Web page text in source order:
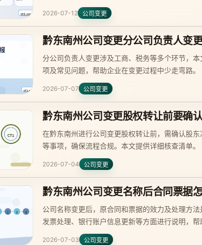
减少退回风险。
2026-07-12 公司变更
黔东南州公司变更分公司负责人变
分公司负责人变更涉及工商、税务等多个环节，
项及常见问题，帮助企业在变更过程中少走弯路。
2026-07-07 公司变更
黔东南州公司变更股权转让前要确
在黔东南州进行公司变更股权转让前，需确认股
等事项，确保流程合规。本文提供详细核查清单。
2026-07-04 公司变更
黔东南州公司变更名称后合同票据
公司名称变更后，原合同和票据的效力及处理方
发票处理、银行账户信息更新等方面进行说明，帮
2026-07-03 公司变更